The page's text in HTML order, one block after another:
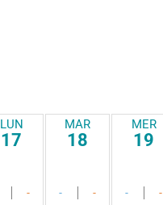
LUN
17
-
MAR
18
- -
MER
19
- -